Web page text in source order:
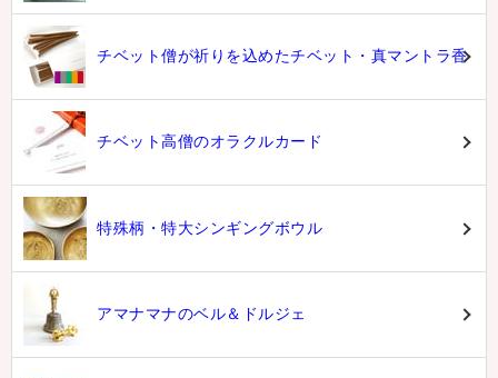
チベット僧が祈りを込めたチベット・真マントラ香
チベット高僧のオラクルカード
特殊柄・特大シンギングボウル
アマナマナのベル＆ドルジェ